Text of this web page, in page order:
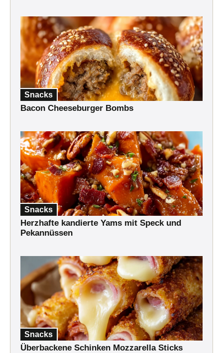
Snacks
Bacon Cheeseburger Bombs
Snacks
Herzhafte kandierte Yams mit Speck und
Pekannüssen
Snacks
Überbackene Schinken Mozzarella Sticks